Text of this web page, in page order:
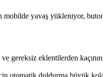
yavaş yükleniyor,
gereksiz eklentilerden
otomatik doldurma büyük